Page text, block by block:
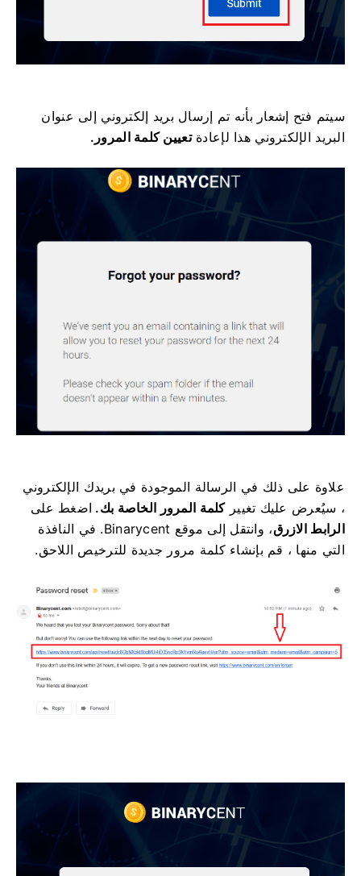
سيتم فتح إشعار بأنه تم إرسال بريد إلكتروني إلى عنوان
البريد الإلكتروني هذا لإعادةتعيين كلمة المرور.
علاوة على ذلك في الرسالة الموجودة في بريدك الإلكتروني
، سيُعرض عليك تغييركلمة المرور الخاصة بك. اضغط على
الرابط الازرق، وانتقل إلى موقع Binarycent.
في النافذة
التي منها ، قم بإنشاء كلمة مرور جديدة للترخيص اللاحق.